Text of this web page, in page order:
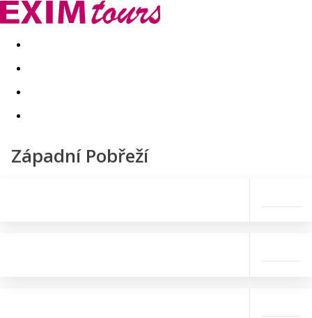
Akční nabídky Last minute
Západní Pobřeží